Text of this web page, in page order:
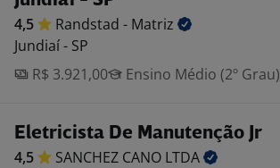
4,5 Randstad - Matriz
Jundiaí - SP
R$ 3.921,00
Ensino Médio (2º Grau)
Eletricista De Manutenção Jr
4,5 SANCHEZ CANO LTDA